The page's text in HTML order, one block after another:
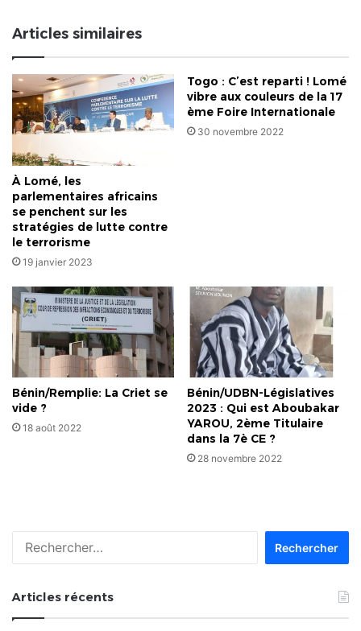
?
Articles similaires
À Lomé, les
parlementaires africains
se penchent sur les
stratégies de lutte contre
le terrorisme
19 janvier 2023
Togo : C’est reparti ! Lomé
vibre aux couleurs de la 17
ème Foire Internationale
30 novembre 2022
Bénin/Remplie: La Criet se
vide ?
18 août 2022
Bénin/UDBN-Législatives
2023 : Qui est Aboubakar
YAROU, 2ème Titulaire
dans la 7è CE ?
28 novembre 2022
Articles récents